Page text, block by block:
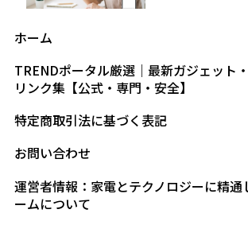
ホーム
TRENDポータル厳選｜最新ガジェット
リンク集【公式・専門・安全】
特定商取引法に基づく表記
お問い合わせ
運営者情報：家電とテクノロジーに精通
ームについて